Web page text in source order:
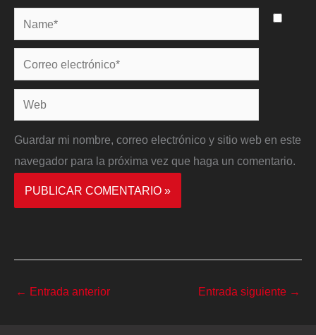
Name*
Correo
electrónico*
Web
Guardar mi nombre, correo electrónico y sitio web en este
navegador para la próxima vez que haga un comentario.
← Entrada anterior Entrada siguiente →